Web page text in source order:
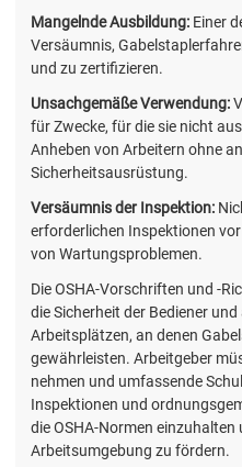
Mangelnde Ausbildung: Einer
Versäumnis,
und zu zertifizieren.
Unsachgemäße Verwendung:
für Zwecke, für die sie nicht
Anheben von Arbeitern ohne
Sicherheitsausrüstung.
Versäumnis der Inspektion:
erforderlichen Inspektionen
von Wartungsproblemen.
Die OSHA-Vorschriften und -
die Sicherheit der Bediener
Arbeitsplätzen, an denen
gewährleisten. Arbeitgeber
nehmen und umfassende
Inspektionen und
die OSHA-Normen einzuhalten
Arbeitsumgebung zu fördern.